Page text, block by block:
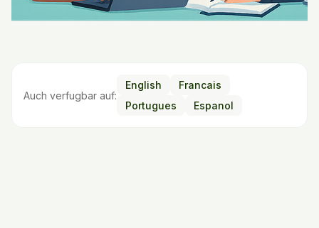
Auch verfugbar auf:
English
Francais
Portugues
Espanol